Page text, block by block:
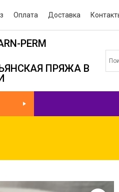
Оплата Доставка
PERM
ПРЯЖА В